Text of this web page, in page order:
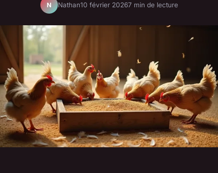
N Nathan10 février 20267 min de lecture